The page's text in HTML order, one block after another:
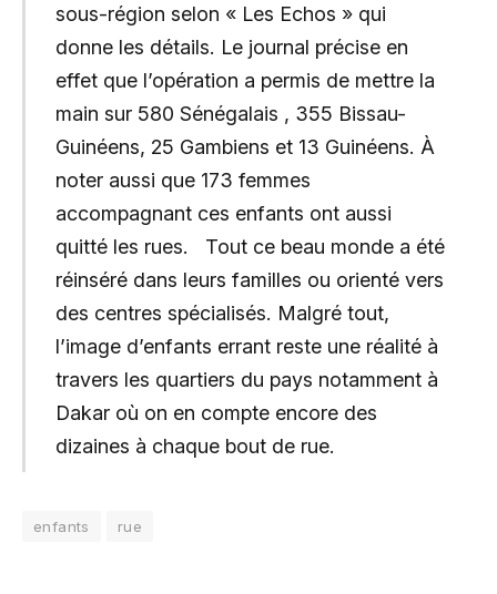
sous-région selon « Les Echos » qui
donne les détails. Le journal précise en
effet que l’opération a permis de mettre la
main sur 580 Sénégalais , 355 Bissau-
Guinéens, 25 Gambiens et 13 Guinéens. À
noter aussi que 173 femmes
accompagnant ces enfants ont aussi
quitté les rues. Tout ce beau monde a été
réinséré dans leurs familles ou orienté vers
des centres spécialisés. Malgré tout,
l’image d’enfants errant reste une réalité à
travers les quartiers du pays notamment à
Dakar où on en compte encore des
dizaines à chaque bout de rue.
enfants rue